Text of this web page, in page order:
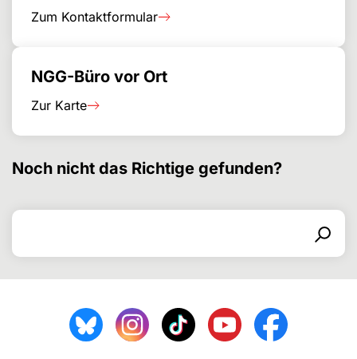
Zum Kontaktformular
NGG-Büro vor Ort
Zur Karte
Noch nicht das Richtige gefunden?
Search for
Search